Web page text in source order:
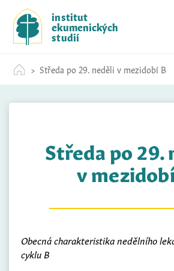
c
institut
ekumenických
studií
Středa po 29. neděli v mezidobí B
Středa po 29.
v
Obecná charakteristika nedělního
cyklu B